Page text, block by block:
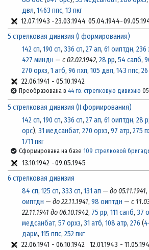
двл, 1463 ппс, 13 пкг
12.07.1943 -23.03.1944 05.04.1944-
5 стрелковая дивизия (I формирования)
142 сп, 190 сп, 336 сп, 27 ап, 61 оиптдн, 236
427 миндн — с 02.02.1942, 28 рр, 54 сапб,
270 орхз, 1 атб, 96 пхп, 105 двл, 143 ппс,
22.06.1941 - 05.10.1942
Преобразована в44 гв. стрелковую дивизию
5 стрелковая дивизия (II формирования)
142 сп, 190 сп, 336 сп, 27 ап, 61 оиптдн, 28
орс), 31 медсанбат, 270 орхз, 97 атр, 275
1711 пкг
Сформирована на базе 109 стрелковой
13.10.1942 -09.05.1945
6 стрелковая дивизия
84 сп, 125 сп, 333 сп, 131 ап — до 05.11.1941,
оиптдн — до 22.11.1941, 98 оиптдн — с
22.11.1941 до 06.10.1942, 75 рр, 111 сапб, 37
медсанбат, 57 орхз, 31 атб, 108 атр, 276 (
дарм, 115 ппс, 252 пкг
22.06.1941 - 06.10.1942 12.01.1943 -